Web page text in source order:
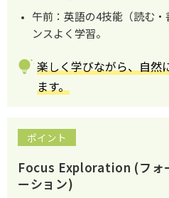
午前：英語の4技能（読む
ンスよく学習。
楽しく学びながら、自然
ます。
ポイント
Focus Exploration (フォ
ーション)